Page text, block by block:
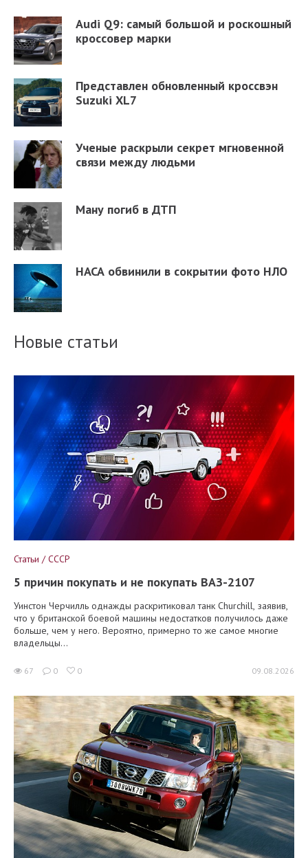
Audi Q9: самый большой и роскошный
кроссовер марки
Представлен обновленный кроссвэн
Suzuki XL7
Ученые раскрыли секрет мгновенной
связи между людьми
Ману погиб в ДТП
НАСА обвинили в сокрытии фото НЛО
Новые статьи
Статьи / СССР
5 причин покупать и не покупать ВАЗ-2107
Уинстон Черчилль однажды раскритиковал танк Churchill, заявив,
что у британской боевой машины недостатков получилось даже
больше, чем у него. Вероятно, примерно то же самое многие
владельцы...
67 0 0 09.08.2026